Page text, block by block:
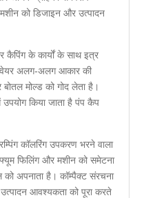
को डिजाइन और उत्पादन
के कार्यों के साथ इत्र
अलग-अलग आकार की
मोल्ड को गोद लेता है।
उपयोग किया जाता है पंप कैप
कॉलरिंग उपकरण भरने वाला
फिलिंग और मशीन को समेटना
को अपनाता है। कॉम्पैक्ट संरचना
आवश्यकता को पूरा करते